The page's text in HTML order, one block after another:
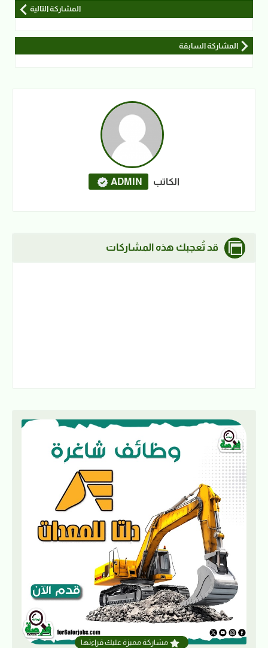
المشاركة التالية
المشاركة السابقة
الكاتب ADMIN
قد تُعجبك هذه المشاركات
مشاركة مميزة عليك قراءتها